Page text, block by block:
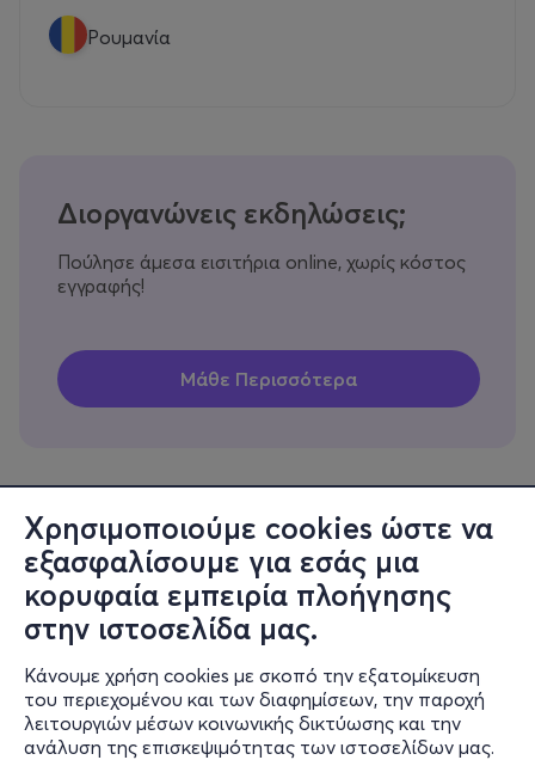
Χρησιμοποιούμε cookies ώστε να
εξασφαλίσουμε για εσάς μια
κορυφαία εμπειρία πλοήγησης
στην ιστοσελίδα μας.
Κάνουμε χρήση cookies με σκοπό την εξατομίκευση
του περιεχομένου και των διαφημίσεων, την παροχή
λειτουργιών μέσων κοινωνικής δικτύωσης και την
ανάλυση της επισκεψιμότητας των ιστοσελίδων μας.
Ρουμανία
Διοργανώνεις εκδηλώσεις;
Πούλησε άμεσα εισιτήρια online, χωρίς κόστος
εγγραφής!
Πληροφορίες
Υποστήριξη
Stay Connected